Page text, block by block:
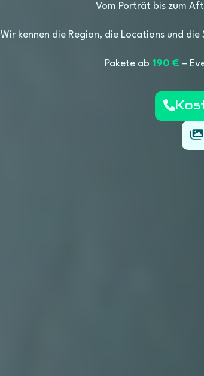
Vom Porträt bis zum
Wir kennen die Region, die Locations und
Pakete ab 190 € –